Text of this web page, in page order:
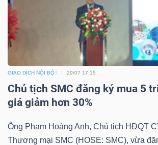
GIAO DỊCH NỘI BỘ 29/07 17:15
Chủ tịch SMC đăng ký mua 5
giá giảm hơn 30%
Ông Phạm Hoàng Anh, Chủ tịch HĐQT
Thương mại SMC (HOSE: SMC), vừa